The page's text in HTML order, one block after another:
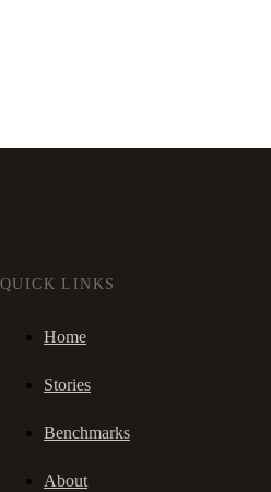
QUICK LINKS
Home
Stories
Benchmarks
About